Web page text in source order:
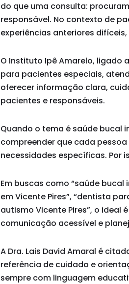
do que uma consulta:
responsável. No contexto de
experiências anteriores
O Instituto Ipê Amarelo, ligado
para pacientes especiais,
oferecer informação clara,
pacientes e responsáveis.
Quando o tema é saúde bucal
compreender que cada
necessidades específicas. Por
Em buscas como “saúde bucal
em Vicente Pires”, “dentista
autismo Vicente Pires”, o
comunicação acessível e
A Dra. Lais David Amaral é
referência de cuidado e
sempre com linguagem